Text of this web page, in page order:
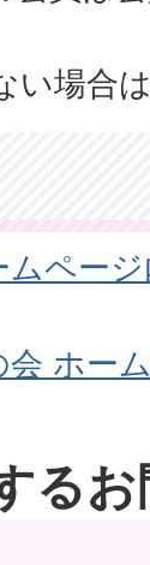
い場合
ペー
会 ホー
る